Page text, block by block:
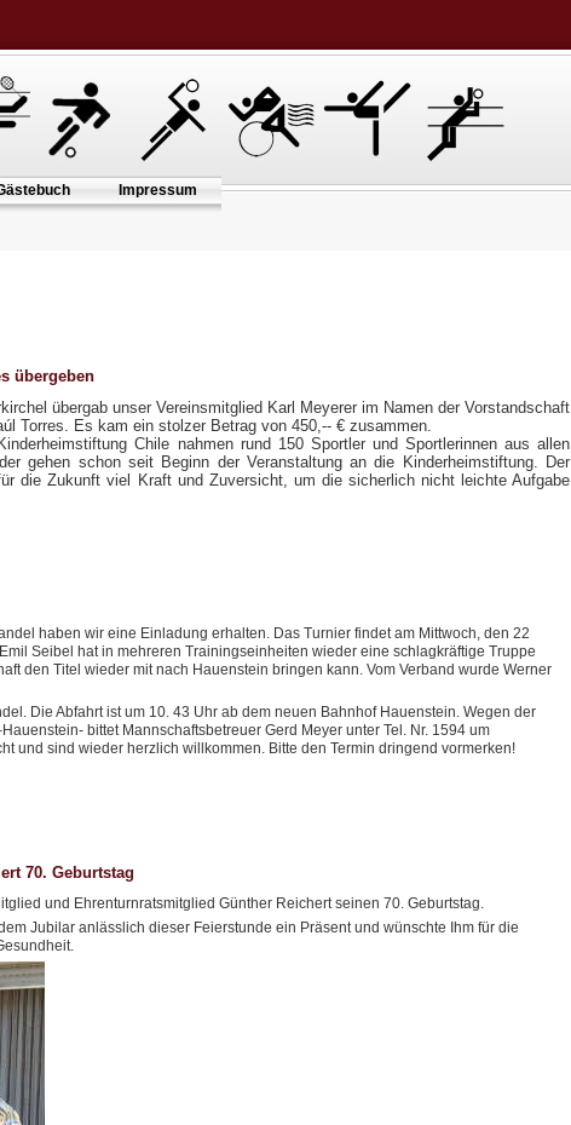
Impressum
übergeben
übergab unser Vereinsmitglied Karl Meyerer im Namen der Vorstandschaft
Torres. Es kam ein stolzer Betrag von 450,-- € zusammen.
Chile nahmen rund 150 Sportler und Sportlerinnen aus allen
gehen schon seit Beginn der Veranstaltung an die Kinderheimstiftung. Der
die Zukunft viel Kraft und Zuversicht, um die sicherlich nicht leichte Aufgabe
haben wir eine Einladung erhalten. Das Turnier findet am Mittwoch, den 22
Seibel hat in mehreren Trainingseinheiten wieder eine schlagkräftige Truppe
den Titel wieder mit nach Hauenstein bringen kann. Vom Verband wurde Werner
Die Abfahrt ist um 10. 43 Uhr ab dem neuen Bahnhof Hauenstein. Wegen der
bittet Mannschaftsbetreuer Gerd Meyer unter Tel. Nr. 1594 um
und sind wieder herzlich willkommen. Bitte den Termin dringend vormerken!
70. Geburtstag
und Ehrenturnratsmitglied Günther Reichert seinen 70. Geburtstag.
Jubilar anlässlich dieser Feierstunde ein Präsent und wünschte Ihm für die